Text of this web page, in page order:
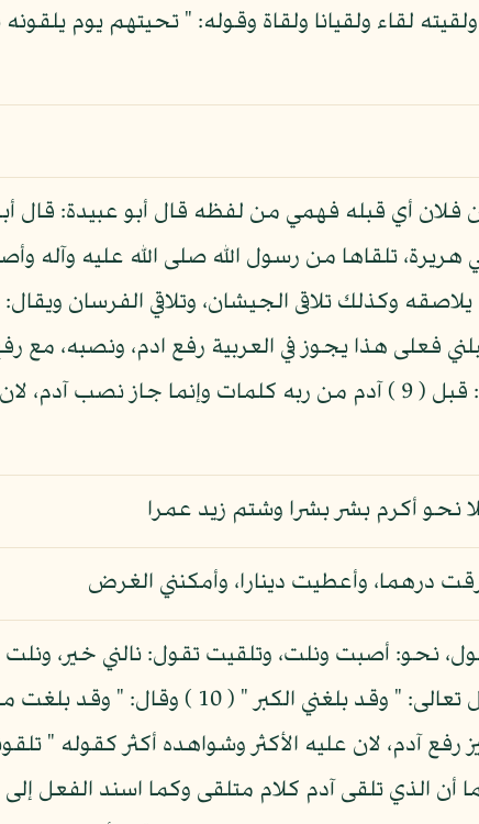
أي قبله فهمي من لفظه قال أبو عبيدة: قال
أبي هريرة، تلقاها من رسول الله صلى الله عليه وآله
وكذلك تلاقى الجيشان، وتلاقي الفرسان
فعلى هذا يجوز في العربية رفع ادم، ونصبه، مع
والاختيار قراءة الأكثر، لان معنى التلقي ههنا القبول فكأنه قال: قبل ( 9 ) آدم من ربه كلمات وإنما جاز
نحو أكرم بشر بشرا وشتم زيد عمرا
درهما، وأعطيت دينارا، وأمكنني الغرض
نحو: أصبت ونلت، وتلقيت تقول: نالني خير، ونلت
خير، وأصبت خيرا ولقيني زيد، ولقيت زيدا وتلقاني، وتلقيته وقال تعالى: "
رفع آدم، لان عليه الأكثر وشواهده أكثر كقوله "
أن الذي تلقى آدم كلام متلقى وكما اسند الفعل